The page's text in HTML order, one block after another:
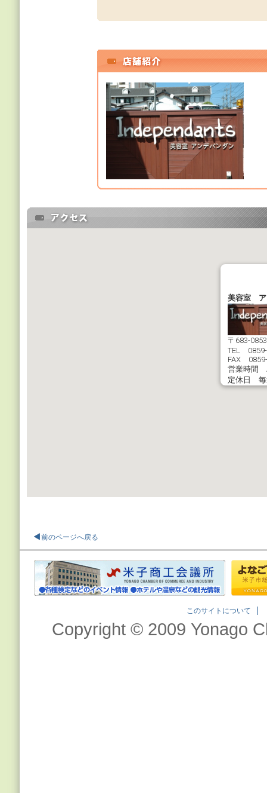
美容室 ア
〒683-
TEL 0859-
FAX
営業時間
定休日 毎
前のページへ戻る
このサイトについて
Copyright © 2009 Yonago